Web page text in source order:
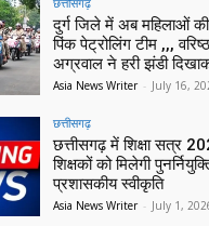
दुर्ग जिले में अब महिलाओं
पिंक पेट्रोलिंग टीम ,,,
अग्रवाल ने हरी झंडी
Asia News Writer - July 16,
छत्तीसगढ़
छत्तीसगढ़ में शिक्षा सत्र
शिक्षकों को मिलेगी
प्रशासकीय स्वीकृति
Asia News Writer - July 1,